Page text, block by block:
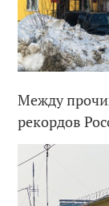
Между
рекордов